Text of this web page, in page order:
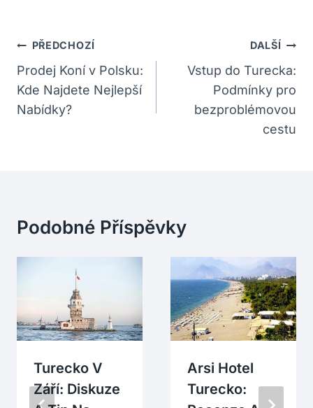
Navigace
Pro
Příspěvek
PŘEDCHOZÍ
Prodej Koní v Polsku:
Kde Najdete Nejlepší
Nabídky?
DALŠÍ
Vstup do Turecka:
Podmínky pro
bezproblémovou
cestu
Podobné Příspěvky
Turecko V
Září: Diskuze
Arsi Hotel
Turecko: